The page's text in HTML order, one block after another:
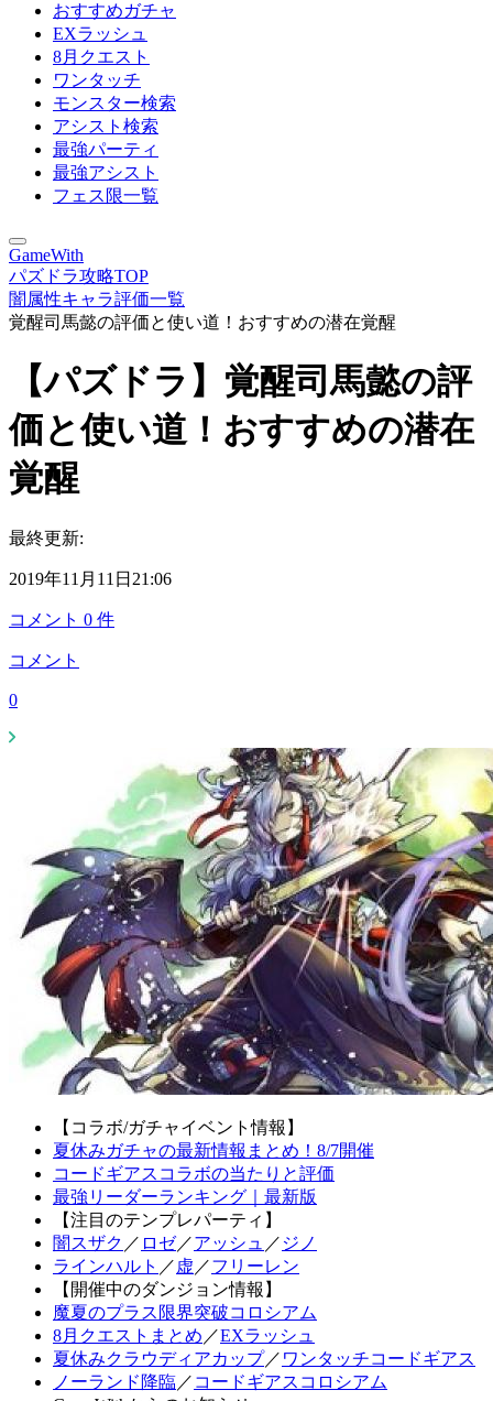
おすすめガチャ
EXラッシュ
8月クエスト
ワンタッチ
モンスター検索
アシスト検索
最強パーティ
最強アシスト
フェス限一覧
GameWith
パズドラ攻略TOP
闇属性キャラ評価一覧
覚醒司馬懿の評価と使い道！おすすめの潜在覚醒
【パズドラ】覚醒司馬懿の評
価と使い道！おすすめの潜在
覚醒
最終更新:
2019年11月11日21:06
コメント 0 件
コメント
0
【コラボ/ガチャイベント情報】
夏休みガチャの最新情報まとめ！8/7開催
コードギアスコラボの当たりと評価
最強リーダーランキング｜最新版
【注目のテンプレパーティ】
闇スザク ／ ロゼ／アッシュ ／ ジノ
ラインハルト ／ 虚 ／フリーレン
【開催中のダンジョン情報】
魔夏のプラス限界突破コロシアム
8月クエストまとめ ／EXラッシュ
夏休みクラウディアカップ／ ワンタッチコードギアス
ノーランド降臨／ コードギアスコロシアム